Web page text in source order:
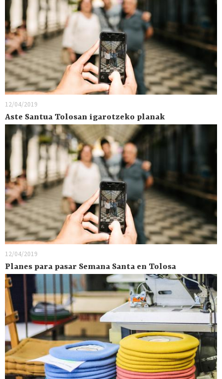
12/04/2019
Aste Santua Tolosan igarotzeko planak
12/04/2019
Planes para pasar Semana Santa en Tolosa